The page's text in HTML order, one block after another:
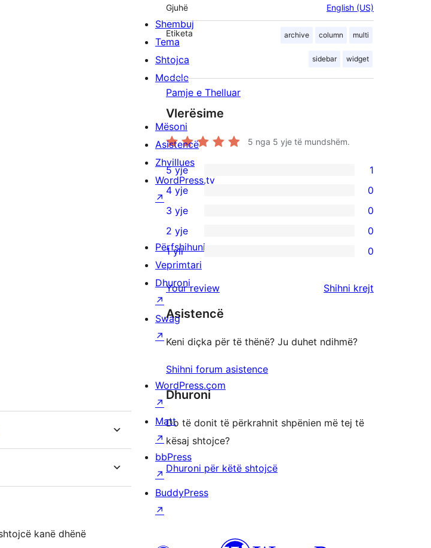
kanë dhënë
Gjuhë English (US)
Etiketa archive column multi
sidebar widget
Pamje e Thelluar
Vlerësime
5 nga 5 yje të mundshëm.
1
shqyrtim
me
5
yje
5 yje 1
shqyrtime
me
4
yje
4 yje 0
0
shqyrtime
me
3
yje
3 yje 0
shqyrtime
me
2
yje
2 yje 0
shqyrtime
me
1
1 yll 0
Your review Shihni krejt
Asistencë
Keni diçka për të thënë? Ju duhet ndihmë?
Shihni forum asistence
Dhuroni
Do të donit të përkrahnit shpënien më tej të
kësaj shtojce?
Dhuroni për këtë shtojcë
Shembuj
Tema
Shtojca
Modele
Mësoni
Asistencë
Zhvillues
WordPress.tv
↗
Përfshihuni
Veprimtari
Dhuroni
↗
Swag
↗
WordPress.com
↗
Matt
↗
bbPress
↗
BuddyPress
↗